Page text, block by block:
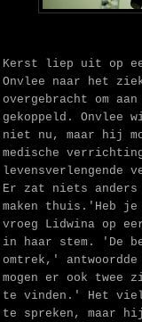
Kerst liep uit op
Onvlee naar het
overgebracht om
gekoppeld.
niet nu, maar hij
medische
levensverlengende
Er zat niets
maken thuis.'Heb
vroeg Lidwina op
in haar stem. 'De
omtrek,'
mogen er ook
te vinden.' Het viel
te spreken, maar